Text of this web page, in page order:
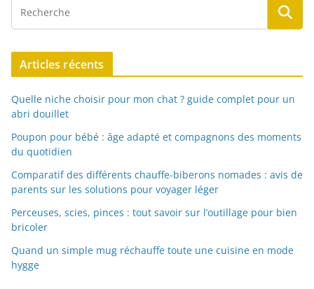
Articles récents
Quelle niche choisir pour mon chat ? guide complet pour un
abri douillet
Poupon pour bébé : âge adapté et compagnons des moments
du quotidien
Comparatif des différents chauffe-biberons nomades : avis de
parents sur les solutions pour voyager léger
Perceuses, scies, pinces : tout savoir sur l’outillage pour bien
bricoler
Quand un simple mug réchauffe toute une cuisine en mode
hygge